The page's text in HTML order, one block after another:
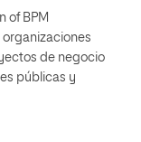
of BPM
organizaciones
de negocio
públicas y